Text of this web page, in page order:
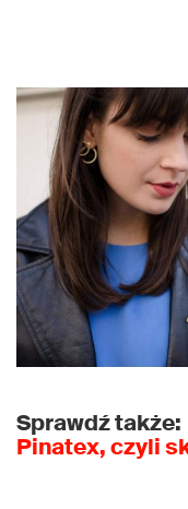
Sprawdź także:
Pinatex, czyli